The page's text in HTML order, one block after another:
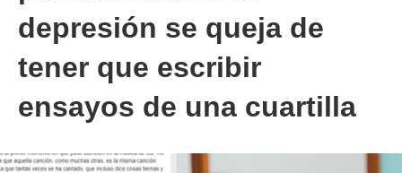
depresión se queja de
tener que escribir
ensayos de una cuartilla